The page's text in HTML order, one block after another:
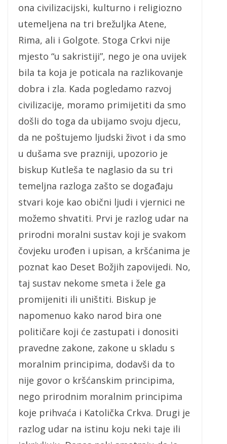
ona civilizacijski, kulturno i religiozno
utemeljena na tri brežuljka Atene,
Rima, ali i Golgote. Stoga Crkvi nije
mjesto “u sakristiji”, nego je ona uvijek
bila ta koja je poticala na razlikovanje
dobra i zla. Kada pogledamo razvoj
civilizacije, moramo primijetiti da smo
došli do toga da ubijamo svoju djecu,
da ne poštujemo ljudski život i da smo
u dušama sve prazniji, upozorio je
biskup Kutleša te naglasio da su tri
temeljna razloga zašto se događaju
stvari koje kao obični ljudi i vjernici ne
možemo shvatiti. Prvi je razlog udar na
prirodni moralni sustav koji je svakom
čovjeku urođen i upisan, a kršćanima je
poznat kao Deset Božjih zapovijedi. No,
taj sustav nekome smeta i žele ga
promijeniti ili uništiti. Biskup je
napomenuo kako narod bira one
političare koji će zastupati i donositi
pravedne zakone, zakone u skladu s
moralnim principima, dodavši da to
nije govor o kršćanskim principima,
nego prirodnim moralnim principima
koje prihvaća i Katolička Crkva. Drugi je
razlog udar na istinu koju neki taje ili